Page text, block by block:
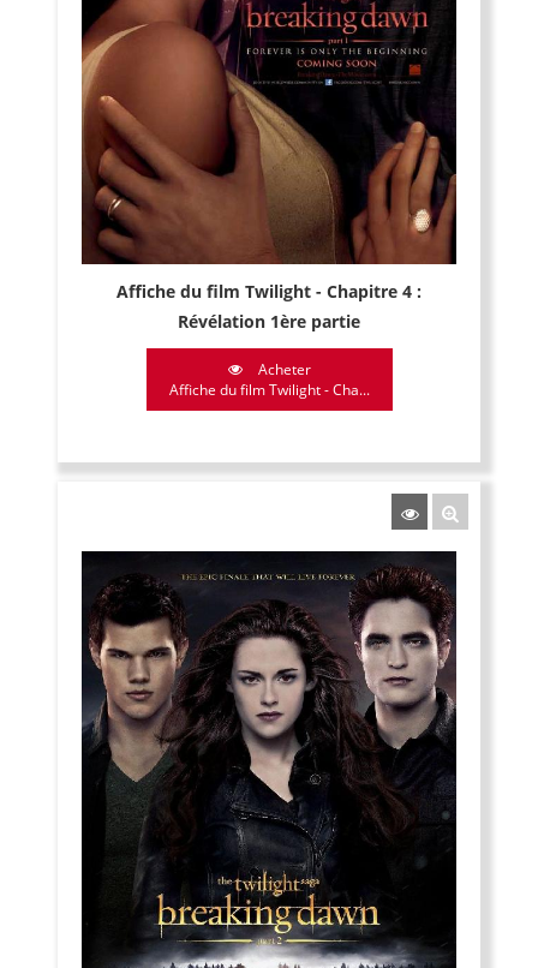
Affiche du film Twilight - Chapitre 4 :
Révélation 1ère partie
Acheter
Affiche du film Twilight - Cha...